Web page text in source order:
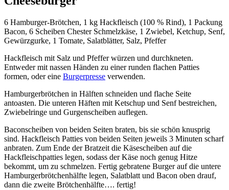
6 Hamburger-Brötchen, 1 kg Hackfleisch (100 % Rind), 1 Packung
Bacon, 6 Scheiben Chester Schmelzkäse, 1 Zwiebel, Ketchup, Senf,
Gewürzgurke, 1 Tomate, Salatblätter, Salz, Pfeffer
Hackfleisch mit Salz und Pfeffer würzen und durchkneten.
Entweder mit nassen Händen zu einer runden flachen Patties
formen, oder eine Burgerpresse verwenden.
Hamburgerbrötchen in Hälften schneiden und flache Seite
antoasten. Die unteren Häften mit Ketschup und Senf bestreichen,
Zwiebelringe und Gurgenscheiben auflegen.
Baconscheiben von beiden Seiten braten, bis sie schön knusprig
sind. Hackfleisch Patties von beiden Seiten jeweils 3 Minuten scharf
anbraten. Zum Ende der Bratzeit die Käsescheiben auf die
Hackfleischpatties legen, sodass der Käse noch genug Hitze
bekommt, um zu schmelzen. Fertig gebratene Burger auf die untere
Hamburgerbrötchenhälfte legen, Salatblatt und Bacon oben drauf,
dann die zweite Brötchenhälfte…. fertig!